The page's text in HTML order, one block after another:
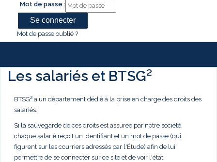
Mot de passe :
Mot de passe oublié ?
Les salariés et BTSG²
BTSG² a un département dédié à la prise en charge des droits des
salariés.
Si la sauvegarde de ces droits est assurée par notre société,
chaque salarié reçoit un identifiant et un mot de passe (qui
figurent sur les courriers adressés par l'Étude) afin de lui
permettre de se connecter sur ce site et de voir l'état